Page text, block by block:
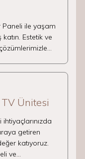
Paneli ile yaşam
Estetik ve
Ünitesi
getiren
katıyoruz.
ve…